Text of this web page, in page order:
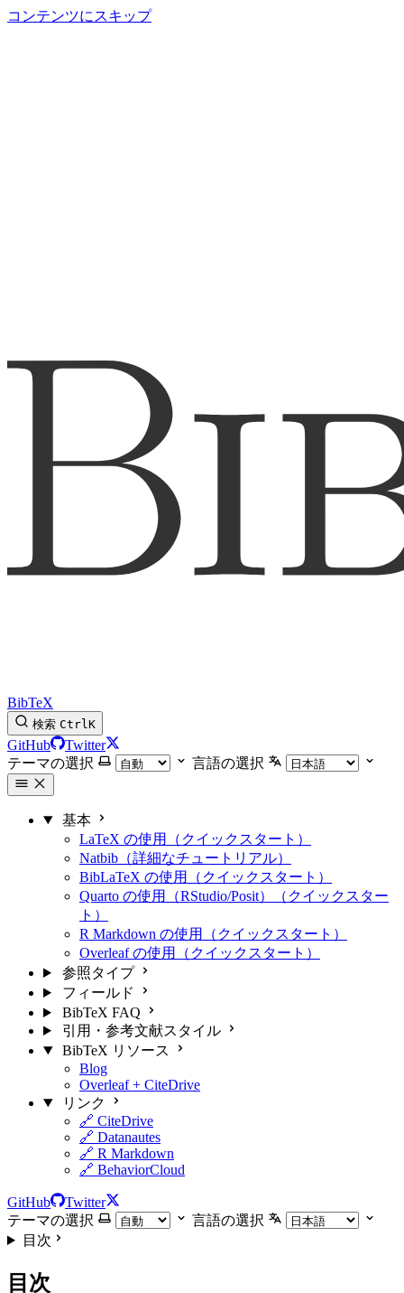
コンテンツにスキップ
BibTeX
検索 CtrlK
GitHub
Twitter
テーマの選択
言語の選択
基本
LaTeX の使用（クイックスタート）
Natbib（詳細なチュートリアル）
BibLaTeX の使用（クイックスタート）
Quarto の使用（RStudio/Posit）（クイックスター
ト）
R Markdown の使用（クイックスタート）
Overleaf の使用（クイックスタート）
参照タイプ
フィールド
BibTeX FAQ
引用・参考文献スタイル
BibTeX リソース
Blog
Overleaf + CiteDrive
リンク
🔗 CiteDrive
🔗 Datanautes
🔗 R Markdown
🔗 BehaviorCloud
GitHub
Twitter
テーマの選択
言語の選択
目次
目次